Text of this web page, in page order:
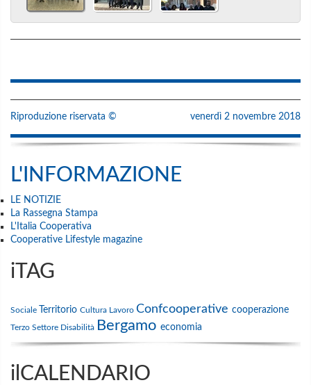
Riproduzione riservata © venerdì 2 novembre 2018
L'INFORMAZIONE
LE NOTIZIE
La Rassegna Stampa
L'Italia Cooperativa
Cooperative Lifestyle magazine
iTAG
Sociale Territorio Cultura Lavoro Confcooperative cooperazione
Terzo Settore Disabilità Bergamo economia
ilCALENDARIO